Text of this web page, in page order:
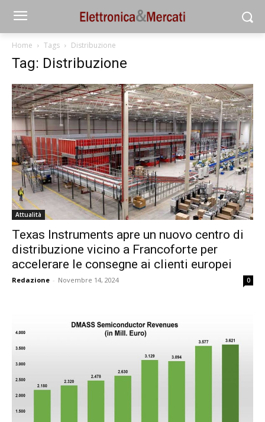
Home Tags Distribuzione
Tag: Distribuzione
Attualità
Texas Instruments apre un nuovo centro di
distribuzione vicino a Francoforte per
accelerare le consegne ai clienti europei
Redazione - Novembre 14, 2024 0